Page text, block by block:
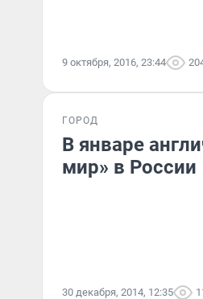
9 октября, 2016, 23:44
ГОРОД
В январе
мир» в России
30 декабря, 2014, 12:35